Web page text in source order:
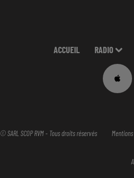
ACCUEIL RADIO
© SARL SCOP RVM - Tous droits réservés